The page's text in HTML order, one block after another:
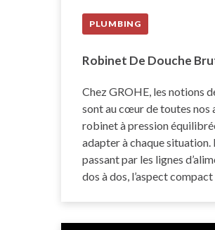
PLUMBING
Robinet De Douche
Chez GROHE, les notions
sont au cœur de toutes nos
robinet à pression
adapter à chaque situation.
passant par les lignes
dos à dos, l’aspect